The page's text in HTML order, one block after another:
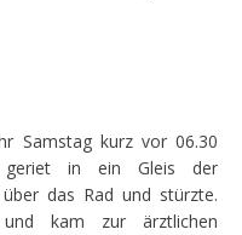
Samstag kurz vor 06.30
geriet in ein Gleis der
das Rad und stürzte.
kam zur ärztlichen